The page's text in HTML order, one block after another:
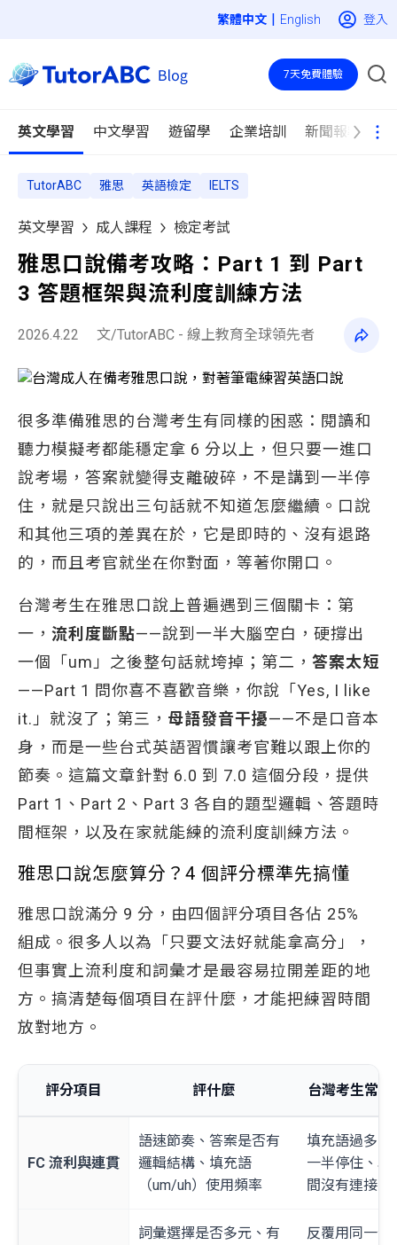
| English 登入
英文學習 中文學習 遊留學 企業培訓 新聞報導
7天免費體驗
TutorABC 雅思 英語檢定 IELTS
英文學習 成人課程 檢定考試
雅思口說備考攻略：Part 1 到 Part
3 答題框架與流利度訓練方法
2026.4.22 文/TutorABC - 線上教育全球領先者
很多準備雅思的台灣考生有同樣的困惑：閱讀和
聽力模擬考都能穩定拿 6 分以上，但只要一進口
說考場，答案就變得支離破碎，不是講到一半停
住，就是只說出三句話就不知道怎麼繼續。口說
和其他三項的差異在於，它是即時的、沒有退路
的，而且考官就坐在你對面，等著你開口。
台灣考生在雅思口說上普遍遇到三個關卡：第
一， 流利度斷點——說到一半大腦空白，硬撐出
一個「um」之後整句話就垮掉；第二， 答案太短
——Part 1 問你喜不喜歡音樂，你說「Yes, I like
it.」就沒了；第三， 母語發音干擾——不是口音本
身，而是一些台式英語習慣讓考官難以跟上你的
節奏。這篇文章針對 6.0 到 7.0 這個分段，提供
Part 1、Part 2、Part 3 各自的題型邏輯、答題時
間框架，以及在家就能練的流利度訓練方法。
雅思口說怎麼算分？4 個評分標準先搞懂
雅思口說滿分 9 分，由四個評分項目各佔 25%
組成。很多人以為「只要文法好就能拿高分」，
但事實上流利度和詞彙才是最容易拉開差距的地
方。搞清楚每個項目在評什麼，才能把練習時間
放對地方。
評分項目 評什麼 台灣考生常見
FC 流利與連貫
語速節奏、答案是否有
邏輯結構、填充語
（um/uh）使用頻率
填充語過多、
一半停住、段
間沒有連接詞
詞彙選擇是否多元、有
反覆用同一個